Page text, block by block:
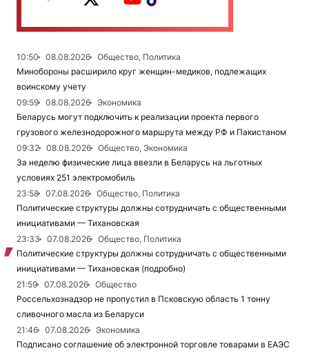
10:50 08.08.2026
Общество, Политика
Минобороны расширило круг женщин-медиков, подлежащих
воинскому учету
09:59
08.08.2026
Экономика
Беларусь могут подключить к реализации проекта первого
грузового железнодорожного маршрута между РФ и Пакистаном
09:32
08.08.2026
Общество, Экономика
За неделю физические лица ввезли в Беларусь на льготных
условиях 251 электромобиль
23:58
07.08.2026
Общество, Политика
Политические структуры должны сотрудничать с общественными
инициативами — Тихановская
23:33
07.08.2026
Общество, Политика
Политические структуры должны сотрудничать с общественными
инициативами — Тихановская (подробно)
21:59
07.08.2026
Общество
Россельхознадзор не пропустил в Псковскую область 1 тонну
сливочного масла из Беларуси
21:46
07.08.2026
Экономика
Подписано соглашение об электронной торговле товарами в ЕАЭС